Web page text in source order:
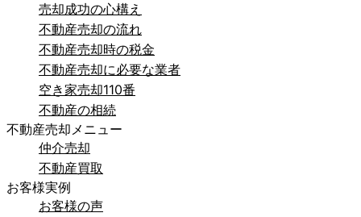
売却成功の心構え
不動産売却の流れ
不動産売却時の税金
不動産売却に必要な業者
空き家売却110番
不動産の相続
不動産売却メニュー
仲介売却
不動産買取
お客様実例
お客様の声